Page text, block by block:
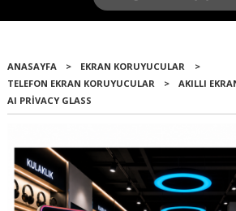
ANASAYFA > EKRAN KORUYUCULAR
>
TELEFON EKRAN KORUYUCULAR
> AKILLI
AI PRIVACY GLASS